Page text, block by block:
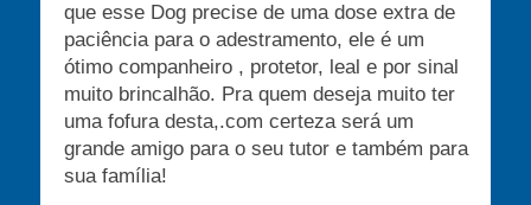
que esse Dog precise de uma dose extra de
paciência para o adestramento, ele é um
ótimo companheiro , protetor, leal e por sinal
muito brincalhão. Pra quem deseja muito ter
uma fofura desta,.com certeza será um
grande amigo para o seu tutor e também para
sua família!